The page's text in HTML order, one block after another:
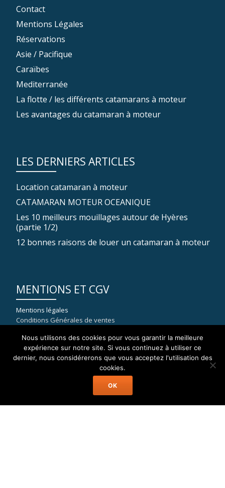
Contact
Mentions Légales
Réservations
Asie / Pacifique
Caraïbes
Mediterranée
La flotte / les différents catamarans à moteur
Les avantages du catamaran à moteur
LES DERNIERS ARTICLES
Location catamaran à moteur
CATAMARAN MOTEUR OCEANIQUE
Les 10 meilleurs mouillages autour de Hyères
(partie 1/2)
12 bonnes raisons de louer un catamaran à moteur
MENTIONS ET CGV
Mentions légales
Conditions Générales de ventes
83400 HYERES
Nous utilisons des cookies pour vous garantir la meilleure
expérience sur notre site. Si vous continuez à utiliser ce
dernier, nous considérerons que vous acceptez l'utilisation des
cookies.
OK